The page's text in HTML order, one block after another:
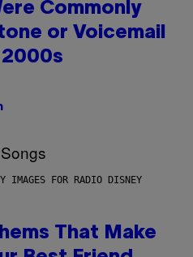
Commonly
or Voicemail
IMAGES FOR RADIO DISNEY
That Make